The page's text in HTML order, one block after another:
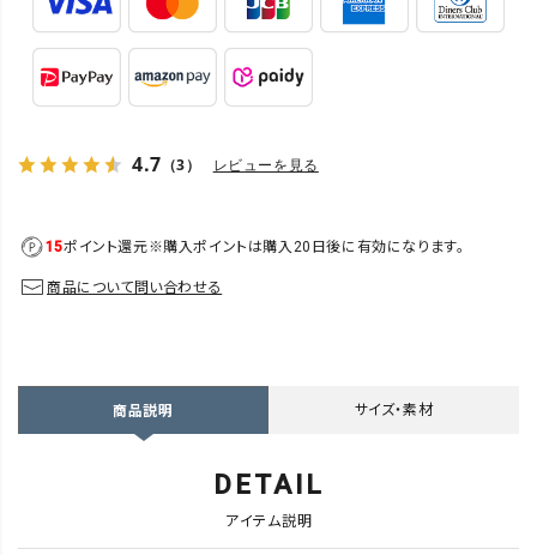
4.7 （3） レビューを見る
15ポイント還元※購入ポイントは購入20日後に有効になります。
商品について問い合わせる
商品説明 サイズ・素材
DETAIL
アイテム説明